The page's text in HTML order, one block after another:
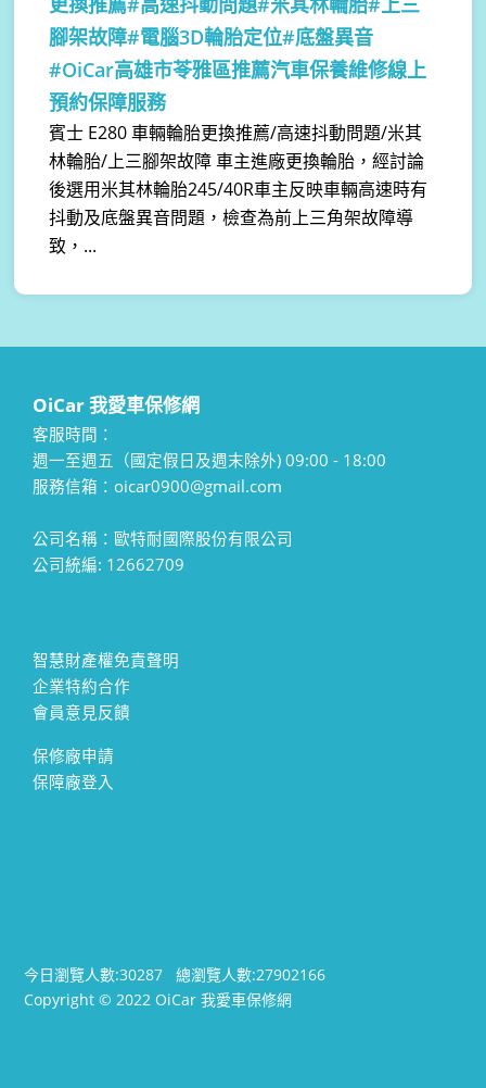
腳架故障#電腦3D輪胎定位#底盤異音
#OiCar高雄市苓雅區推薦汽車保養維修線上
預約保障服務
賓士 E280 車輛輪胎更換推薦/高速抖動問題/米其
林輪胎/上三腳架故障 車主進廠更換輪胎，經討論
後選用米其林輪胎245/40R車主反映車輛高速時有
抖動及底盤異音問題，檢查為前上三角架故障導
致，...
OiCar 我愛車保修網
客服時間：
週一至週五（國定假日及週末除外) 09:00 - 18:00
服務信箱：oicar0900@gmail.com
公司名稱：歐特耐國際股份有限公司
公司統編: 12662709
智慧財產權免責聲明
企業特約合作
會員意見反饋
保修廠申請
保障廠登入
今日瀏覽人數:30287總瀏覽人數:27902166
Copyright © 2022 OiCar 我愛車保修網